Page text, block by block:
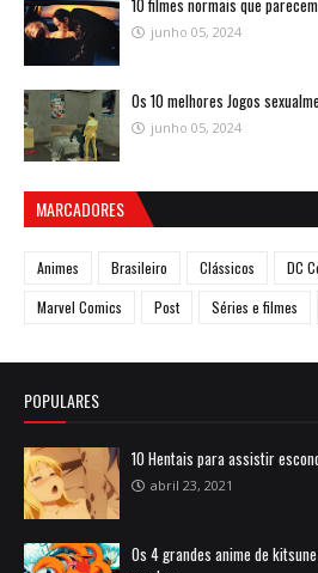
10 filmes normais que
junho 05, 2024
Os 10 melhores Jogos
junho 05, 2024
MARCADORES
Animes Brasileiro Clássicos DC
Marvel Comics
Post Séries e filmes
POPULARES
10 Hentais para assistir
abril 23, 2021
Os 4 grandes anime de